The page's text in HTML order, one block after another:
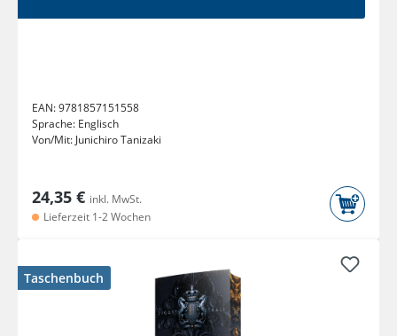
EAN:9781857151558
Sprache: Englisch
Von/Mit: Junichiro Tanizaki
24,35 € inkl. MwSt.
Lieferzeit 1-2 Wochen
Taschenbuch